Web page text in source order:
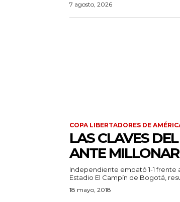
7 agosto, 2026
COPA LIBERTADORES DE
LAS CLAVES
ANTE
Independiente empató 1-1 frente
Estadio El Campín de Bogotá,
18 mayo, 2018